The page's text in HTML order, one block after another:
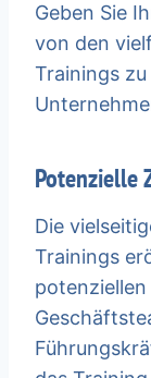
Geben Sie
von den
Trainings
Potenzielle
Die
Trainings